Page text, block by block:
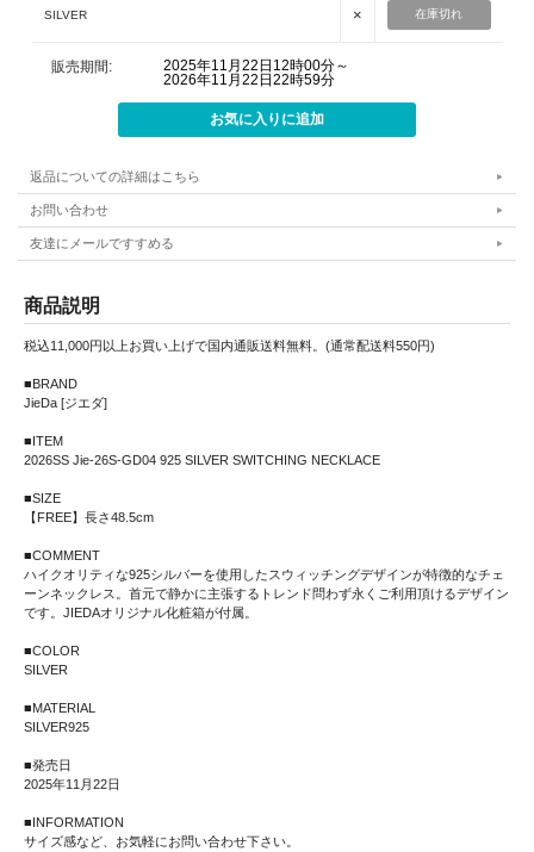
SILVER × 在庫切れ
販売期間:
2025年11月22日12時00分～
2026年11月22日22時59分
返品についての詳細はこちら
お問い合わせ
友達にメールですすめる
商品説明
税込11,000円以上お買い上げで国内通販送料無料。(通常配送料550円)
■BRAND
JieDa [ジエダ]
■ITEM
2026SS Jie-26S-GD04 925 SILVER SWITCHING NECKLACE
■SIZE
【FREE】長さ48.5cm
■COMMENT
ハイクオリティな925シルバーを使用したスウィッチングデザインが特徴的なチェ
ーンネックレス。首元で静かに主張するトレンド問わず永くご利用頂けるデザイン
です。JIEDAオリジナル化粧箱が付属。
■COLOR
SILVER
■MATERIAL
SILVER925
■発売日
2025年11月22日
■INFORMATION
サイズ感など、お気軽にお問い合わせ下さい。